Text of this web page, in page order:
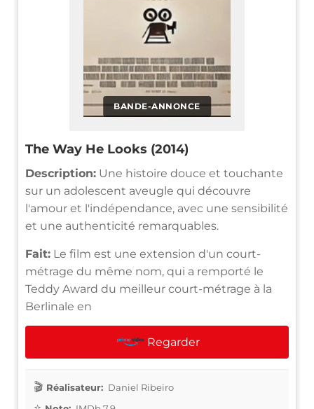
BANDE-ANNONCE
The Way He Looks (2014)
Description: Une histoire douce et touchante
sur un adolescent aveugle qui découvre
l'amour et l'indépendance, avec une sensibilité
et une authenticité remarquables.
Fait: Le film est une extension d'un court-
métrage du même nom, qui a remporté le
Teddy Award du meilleur court-métrage à la
Berlinale en
Regarder
Réalisateur: Daniel Ribeiro